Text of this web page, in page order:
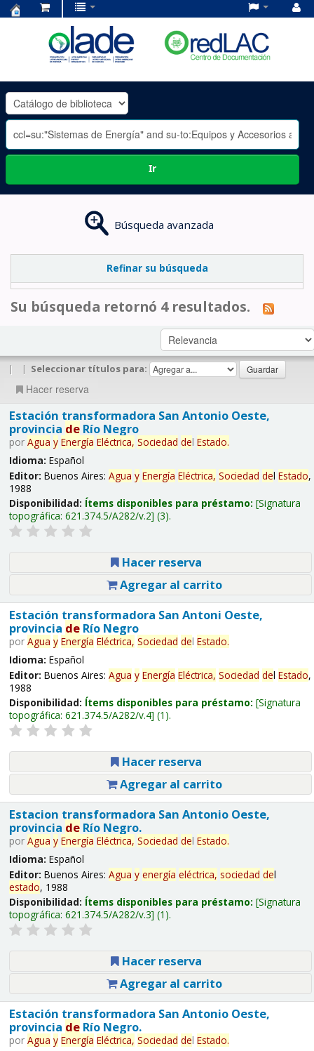
OLADE
-
Ir
Búsqueda avanzada
Refinar su búsqueda
Su búsqueda retornó 4 resultados.
| | Seleccionar títulos para:
Hacer reserva
Estación transformadora San Antonio Oeste,
provincia deRío Negro
por Agua y Energía Eléctrica, Sociedad del Estado.
Idioma: Español
Editor: Buenos Aires: Agua y Energía Eléctrica, Sociedad del Estado,
1988
Disponibilidad: Ítems disponibles para préstamo: Signatura
topográfica: 621.374.5/A282/v.2 (3).
Hacer reserva
Agregar al carrito
Estación transformadora San Antoni Oeste,
provincia deRío Negro
por Agua y Energía Eléctrica, Sociedad del Estado.
Idioma: Español
Editor: Buenos Aires: Agua y Energía Eléctrica, Sociedad del Estado,
1988
Disponibilidad: Ítems disponibles para préstamo: Signatura
topográfica: 621.374.5/A282/v.4 (1).
Hacer reserva
Agregar al carrito
Estacion transformadora San Antonio Oeste,
provincia deRío Negro.
por Agua y Energía Eléctrica, Sociedad del Estado.
Idioma: Español
Editor: Buenos Aires: Agua y energía eléctrica, sociedad del
estado, 1988
Disponibilidad: Ítems disponibles para préstamo: Signatura
topográfica: 621.374.5/A282/v.3 (1).
Hacer reserva
Agregar al carrito
Estación transformadora San Antonio Oeste,
provincia deRío Negro.
por Agua y Energía Eléctrica, Sociedad del Estado.